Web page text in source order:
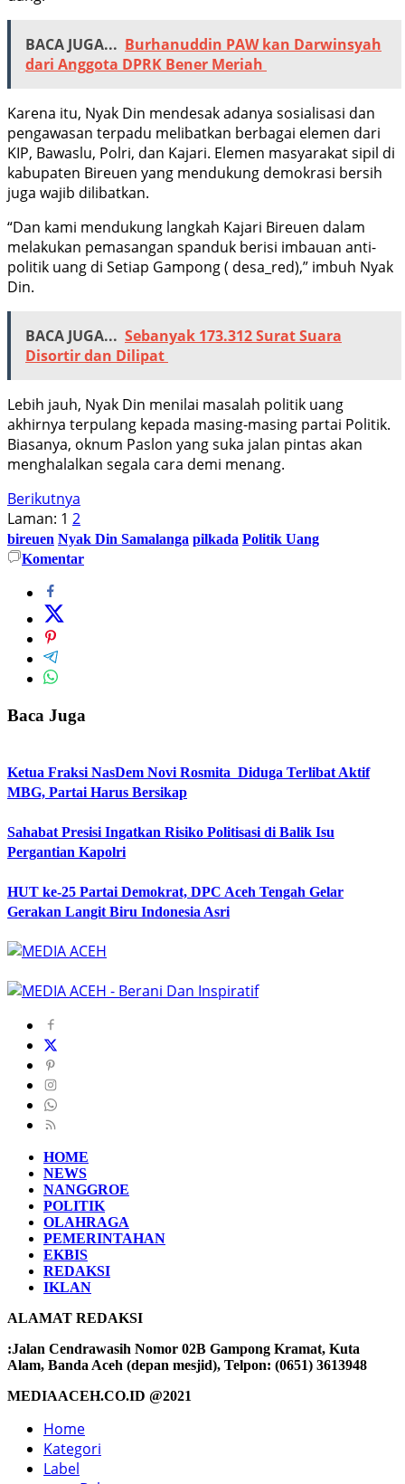
BACA JUGA... Burhanuddin PAW kan Darwinsyah
dari Anggota DPRK Bener Meriah
Karena itu, Nyak Din mendesak adanya sosialisasi dan
pengawasan terpadu melibatkan berbagai elemen dari
KIP, Bawaslu, Polri, dan Kajari. Elemen masyarakat sipil di
kabupaten Bireuen yang mendukung demokrasi bersih
juga wajib dilibatkan.
“Dan kami mendukung langkah Kajari Bireuen dalam
melakukan pemasangan spanduk berisi imbauan anti-
politik uang di Setiap Gampong ( desa_red),” imbuh Nyak
Din.
BACA JUGA... Sebanyak 173.312 Surat Suara
Disortir dan Dilipat
Lebih jauh, Nyak Din menilai masalah politik uang
akhirnya terpulang kepada masing-masing partai Politik.
Biasanya, oknum Paslon yang suka jalan pintas akan
menghalalkan segala cara demi menang.
Berikutnya
Laman: 1 2
bireuen Nyak Din Samalanga pilkada Politik Uang
Komentar
Baca Juga
Ketua Fraksi NasDem Novi Rosmita Diduga Terlibat Aktif
MBG, Partai Harus Bersikap
Sahabat Presisi Ingatkan Risiko Politisasi di Balik Isu
Pergantian Kapolri
HUT ke-25 Partai Demokrat, DPC Aceh Tengah Gelar
Gerakan Langit Biru Indonesia Asri
HOME
NEWS
NANGGROE
POLITIK
OLAHRAGA
PEMERINTAHAN
EKBIS
REDAKSI
IKLAN
ALAMAT REDAKSI
:Jalan Cendrawasih Nomor 02B Gampong Kramat, Kuta
Alam, Banda Aceh (depan mesjid), Telpon: (0651) 3613948
MEDIAACEH.CO.ID @2021
Home
Kategori
Label